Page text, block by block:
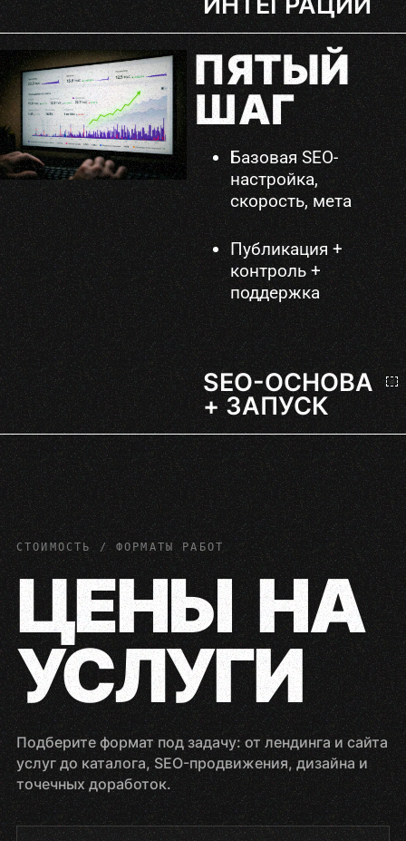
ПЯТЫЙ
ШАГ
Базовая SEO-
настройка,
скорость, мета
Публикация +
контроль +
поддержка
SEO-ОСНОВА
+ ЗАПУСК
СТОИМОСТЬ / ФОРМАТЫ РАБОТ
ЦЕНЫ НА
УСЛУГИ
Подберите формат под задачу: от лендинга и сайта
услуг до каталога, SEO-продвижения, дизайна и
точечных доработок.